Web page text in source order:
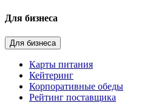
Для бизнеса
Для бизнеса
Карты питания
Кейтеринг
Корпоративные обеды
Рейтинг поставщика